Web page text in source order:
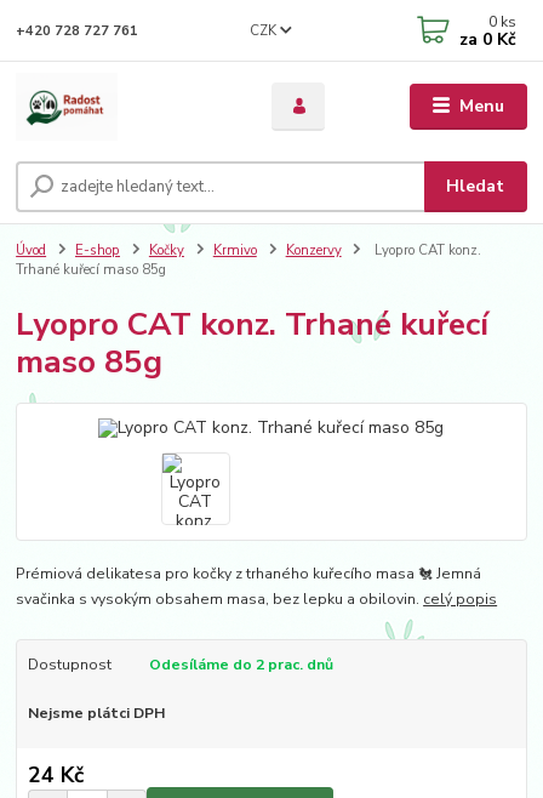
Menu
CZK
Hledat
+420 728 727 761 0 ks
za 0 Kč
Úvod E-shop Kočky Krmivo Konzervy
Lyopro CAT konz.
Trhané kuřecí maso 85g
Lyopro CAT konz. Trhané kuřecí
maso 85g
Prémiová delikatesa pro kočky z trhaného kuřecího masa 🐔 Jemná
svačinka s vysokým obsahem masa, bez lepku a obilovin. celý popis
Dostupnost Odesíláme do 2 prac. dnů
Nejsme plátci DPH
24 Kč